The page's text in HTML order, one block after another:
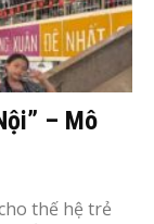
– Mô
thế hệ trẻ